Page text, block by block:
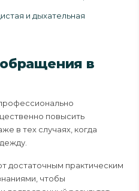
и дыхательная
в
повысить
в тех случаях, когда
достаточным практическим
чтобы